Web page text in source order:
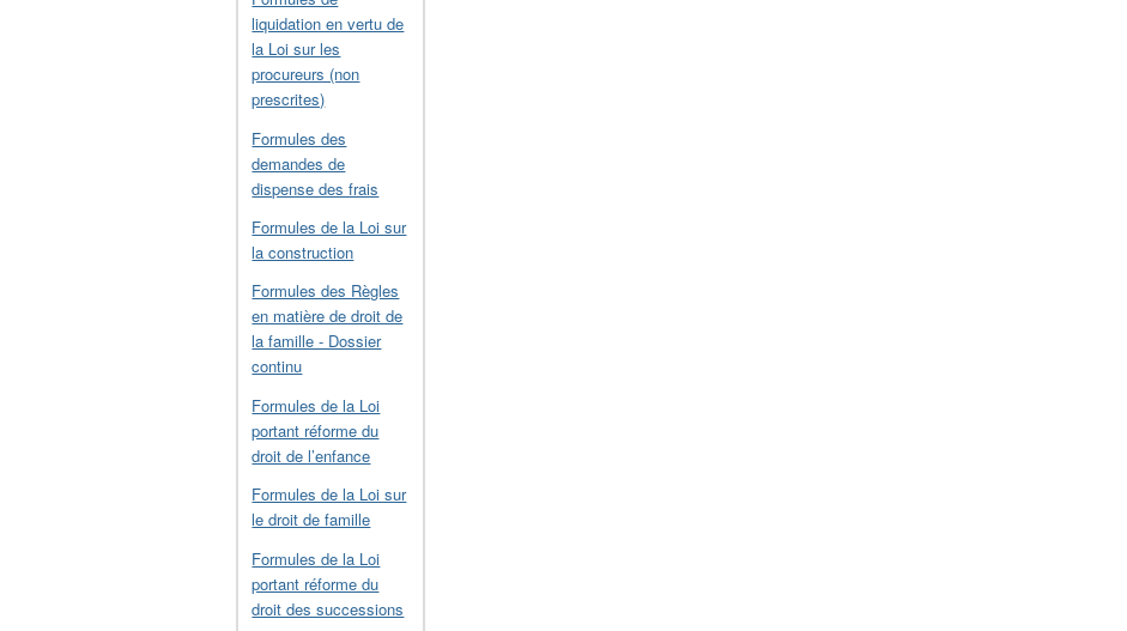
liquidation en vertu de
la Loi sur les
procureurs (non
prescrites)
Formules des
demandes de
dispense des frais
Formules de la Loi sur
la construction
Formules des Règles
en matière de droit de
la famille - Dossier
continu
Formules de la Loi
portant réforme du
droit de l’enfance
Formules de la Loi sur
le droit de famille
Formules de la Loi
portant réforme du
droit des successions